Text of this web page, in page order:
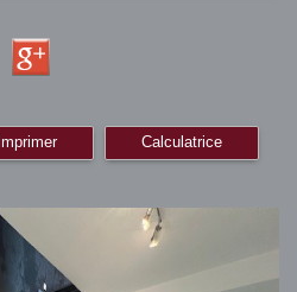
Imprimer Calculatrice